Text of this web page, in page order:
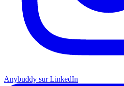
Anybuddy sur LinkedIn